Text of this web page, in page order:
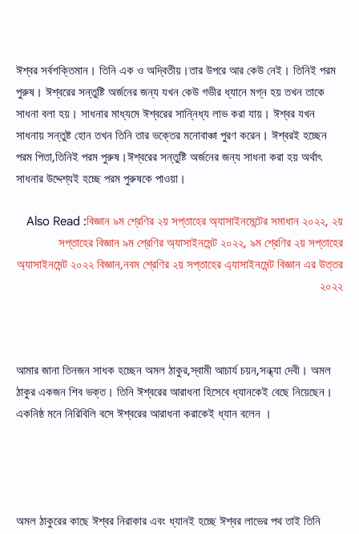
ঈশ্বর সর্বশক্তিমান। তিনি এক ও অদ্বিতীয়।তার উপরে আর কেউ নেই। তিনিই পরম
পুরুষ। ঈশ্বরের সন্তুষ্টি অর্জনের জন্য যখন কেউ গভীর ধ্যানে মগ্ন হয় তখন তাকে
সাধনা বলা হয়। সাধনার মাধ্যমে ঈশ্বরের সান্নিধ্য লাভ করা যায়। ঈশ্বর যখন
সাধনায় সন্তুষ্ট হােন তখন তিনি তার ভক্তের মনােবাঞ্চা পুরণ করেন। ঈশ্বরই হচ্ছেন
পরম পিতা,তিনিই পরম পুরুষ।ঈশ্বরের সন্তুষ্টি অর্জনের জন্য সাধনা করা হয় অর্থাৎ
সাধনার উদ্দেশ্যই হচ্ছে পরম পুরুষকে পাওয়া।
Also Read :বিজ্ঞান ৯ম শ্রেণির ২য় সপ্তাহের অ্যাসাইনমেন্টের সমাধান ২০২২, ২য়
সপ্তাহের বিজ্ঞান ৯ম শ্রেণির অ্যাসাইনমেন্ট ২০২২, ৯ম শ্রেণির ২য় সপ্তাহের
অ্যাসাইনমেন্ট ২০২২ বিজ্ঞান,নবম শ্রেণির ২য় সপ্তাহের এ্যাসাইনমেন্ট বিজ্ঞান এর উত্তর
২০২২
আমার জানা তিনজন সাধক হচ্ছেন অমল ঠাকুর,স্বামী আচার্য চয়ন,সন্ধ্যা দেবী। অমল
ঠাকুর একজন শিব ভক্ত। তিনি ঈশ্বরের আরাধনা হিসেবে ধ্যানকেই বেছে নিয়েছেন।
একনিষ্ঠ মনে নিরিবিলি বসে ঈশ্বরের আরাধনা করাকেই ধ্যান বলেন ।
অমল ঠাকুরের কাছে ঈশ্বর নিরাকার এবং ধ্যানই হচ্ছে ঈশ্বর লাভের পথ তাই তিনি